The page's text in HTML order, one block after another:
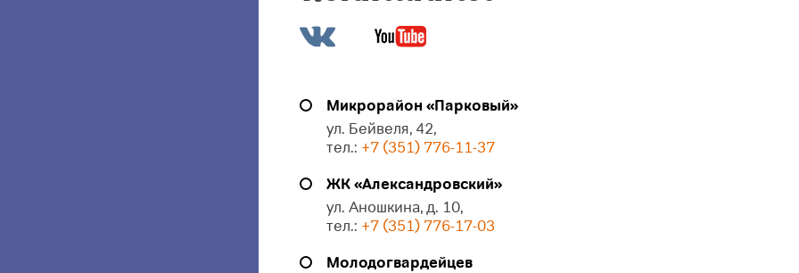
Микрорайон «Парковый»
ул. Бейвеля, 42,
тел.: +7 (351) 776-11-37
ЖК «Александровский»
ул. Аношкина, д. 10,
тел.: +7 (351) 776-17-03
Молодогвардейцев